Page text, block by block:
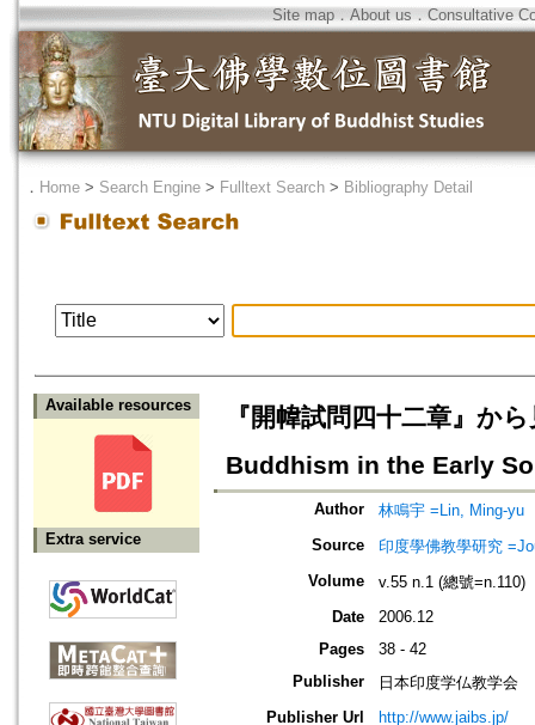
Site map．About us ． Consultative
． Home > Search Engine > Fulltext Search > Bibliography Detail
Available resources
Extra service
『開幃試問四十二章』か
Buddhism in the Early
Author
林鳴宇 =Lin, Ming-yu
Source
印度學佛教學研究
Volume
v.55 n.1 (總號=n.110)
Date
2006.12
Pages
38 - 42
Publisher
日本印度学仏教学会
Publisher Url
http://www.jaibs.jp/